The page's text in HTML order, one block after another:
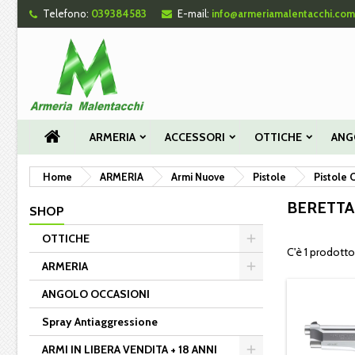
Telefono: 039384583 E-mail: info@armeriamalentacchi.com
ARMERIA ACCESSORI OTTICHE
Home ARMERIA Armi Nuove Pistole Pistole
SHOP
OTTICHE
ARMERIA
ANGOLO OCCASIONI
Spray Antiaggressione
ARMI IN LIBERA VENDITA + 18 ANNI
BERETTA
C'è 1